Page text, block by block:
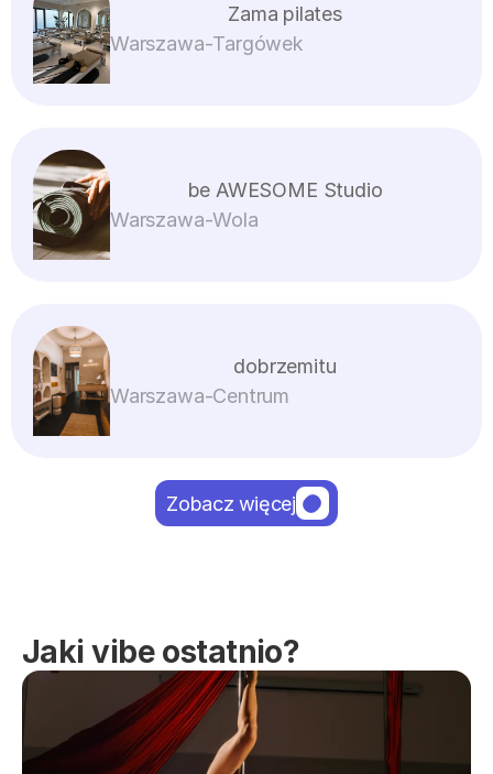
Zama pilates
Targówek
Warszawa-
be AWESOME Studio
Wola
Warszawa-
dobrzemitu
Centrum
Warszawa-
Zobacz więcej
Jaki vibe ostatnio?